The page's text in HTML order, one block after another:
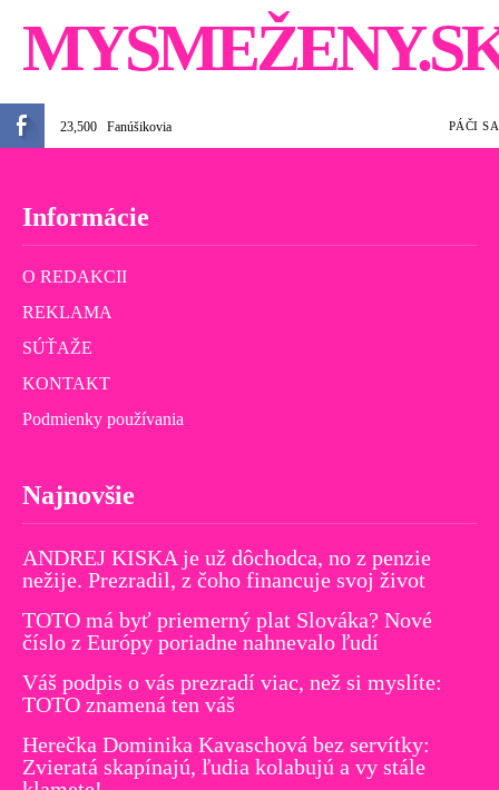
23,500 Fanúšikovia PÁČI SA
Informácie
O REDAKCII
REKLAMA
SÚŤAŽE
KONTAKT
Podmienky používania
Najnovšie
ANDREJ KISKA je už dôchodca, no z penzie
nežije. Prezradil, z čoho financuje svoj život
TOTO má byť priemerný plat Slováka? Nové
číslo z Európy poriadne nahnevalo ľudí
Váš podpis o vás prezradí viac, než si myslíte:
TOTO znamená ten váš
Herečka Dominika Kavaschová bez servítky:
Zvieratá skapínajú, ľudia kolabujú a vy stále